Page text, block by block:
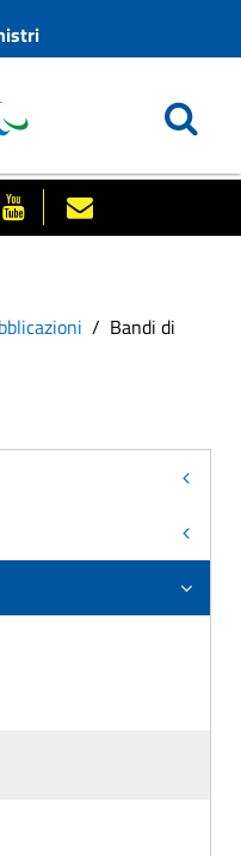
Bandi di